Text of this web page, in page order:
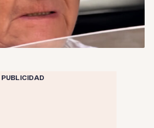
PUBLICIDAD